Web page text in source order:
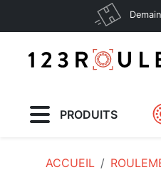
PRODUITS
ACCUEIL